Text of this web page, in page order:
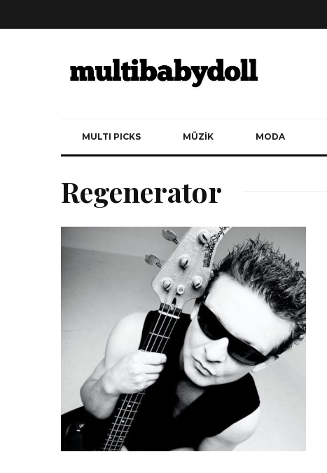
MULTI PICKS MÜZİK MODA
Regenerator